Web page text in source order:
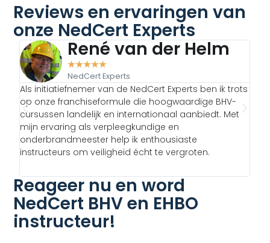
Reviews en ervaringen van
onze NedCert Experts
René van der Helm
★★★★★
NedCert Experts
Als initiatiefnemer van de NedCert Experts ben ik trots
op onze franchiseformule die hoogwaardige BHV-
cursussen landelijk en internationaal aanbiedt. Met
mijn ervaring als verpleegkundige en
onderbrandmeester help ik enthousiaste
instructeurs om veiligheid écht te vergroten.
Reageer nu en word
NedCert BHV en EHBO
instructeur!